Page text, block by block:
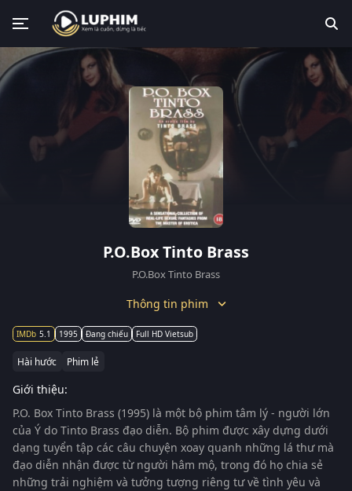
P.O.Box Tinto Brass
P.O.Box Tinto Brass
Thông tin phim
5.1 1995 Đang chiếu Full HD Vietsub
Hài hước Phim lẻ
Giới thiệu:
P.O. Box Tinto Brass (1995) là một bộ phim tâm lý - người lớn
của Ý do Tinto Brass đạo diễn. Bộ phim được xây dựng dưới
dạng tuyển tập các câu chuyện xoay quanh những lá thư mà
đạo diễn nhận được từ người hâm mộ, trong đó họ chia sẻ
những trải nghiệm và tưởng tượng riêng tư về tình yêu và